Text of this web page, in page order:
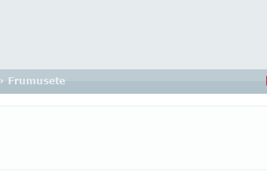
› Frumusete